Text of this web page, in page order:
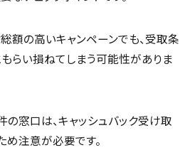
額の高いキャンペーンでも、受取条
らい損ねてしまう可能性がありま
の窓口は、キャッシュバック受け取
め注意が必要です。